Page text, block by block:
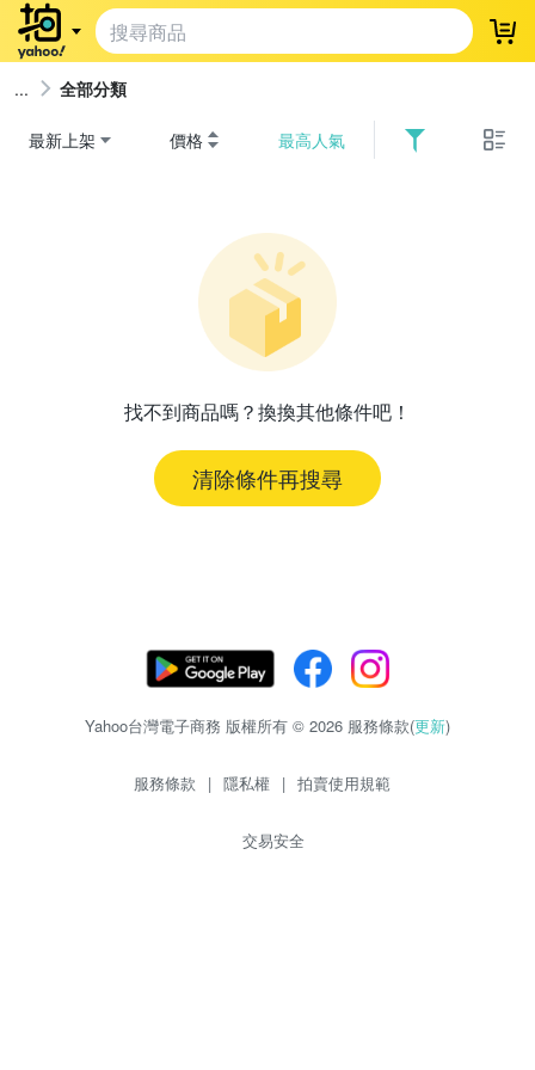
登
全部分類
最新上架 價格 最高人氣
找不到商品嗎？換換其他條件吧！
清除條件再搜尋
Yahoo台灣電子商務 版權所有 © 2026 服務條款(更新)
服務條款 | 隱私權 | 拍賣使用規範
交易安全